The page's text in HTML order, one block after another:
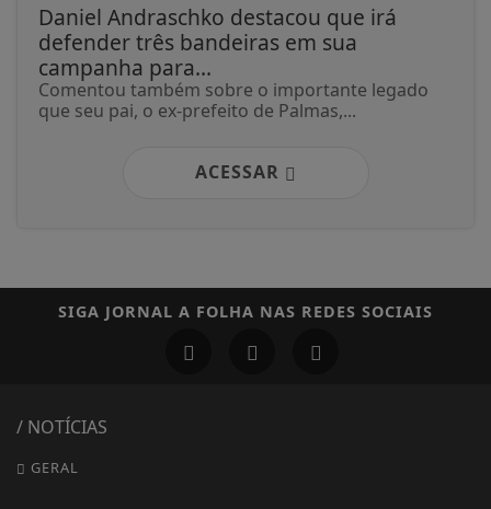
Daniel Andraschko destacou que irá
defender três bandeiras em sua
campanha para...
Comentou também sobre o importante legado
que seu pai, o ex-prefeito de Palmas,...
ACESSAR
SIGA JORNAL A FOLHA NAS REDES SOCIAIS
/ NOTÍCIAS
GERAL